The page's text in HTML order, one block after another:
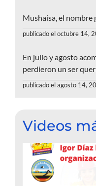
Mushaisa, el
publicado el octubre 14,
En julio y agosto
perdieron un ser
publicado el agosto 14,
Videos